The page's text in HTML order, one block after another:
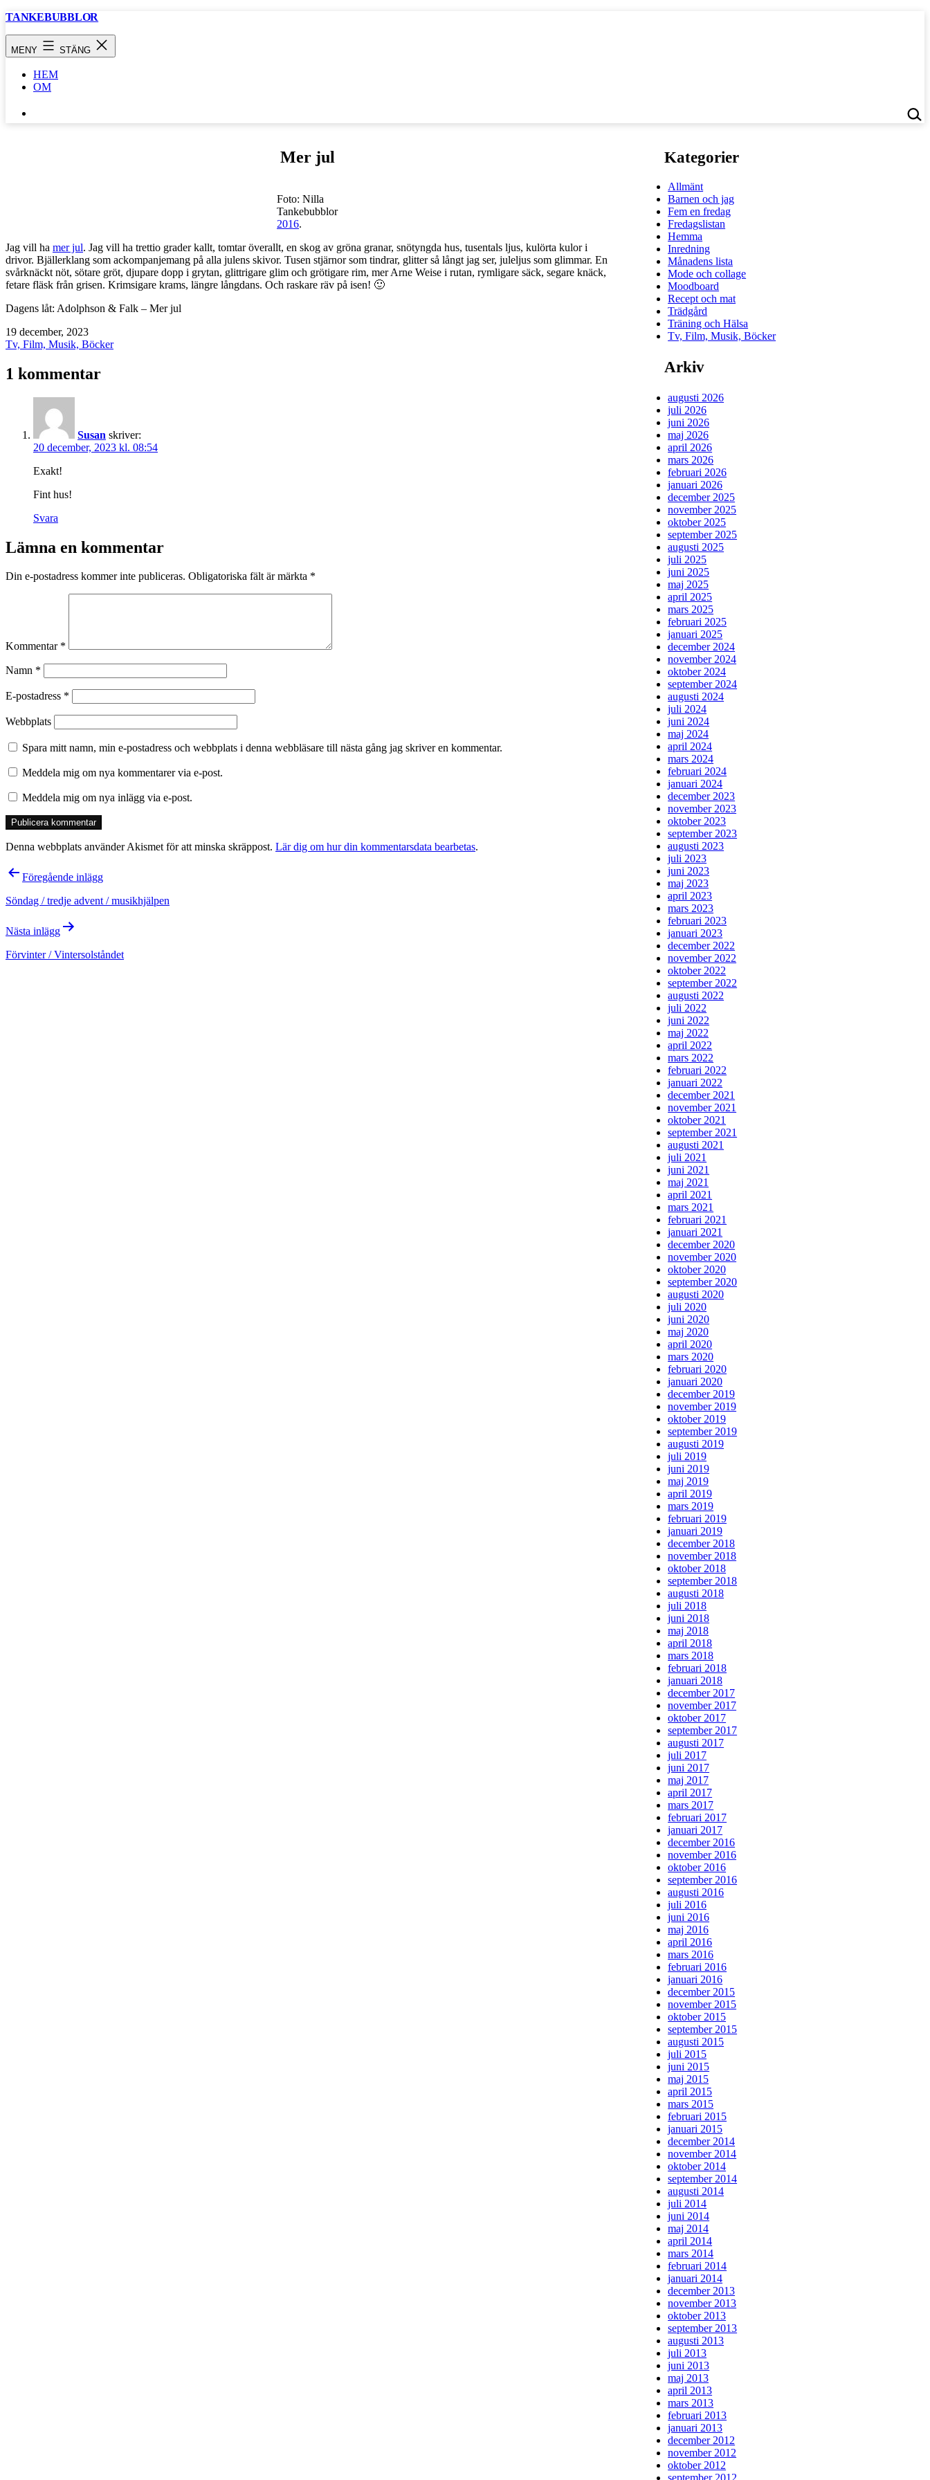
Hoppa
TANKEBUBBLOR
MENY STÄNG
HEM
OM
…
Mer jul
Foto: Nilla
Tankebubblor
2016.
Jag vill ha mer jul. Jag vill ha trettio grader kallt, tomtar överallt, en skog av gröna granar, snötyngda hus, tusentals ljus, kulörta kulor i
drivor. Bjällerklang som ackompanjemang på alla julens skivor. Tusen stjärnor som tindrar, glitter så långt jag ser, juleljus som glimmar. En
svårknäckt nöt, sötare gröt, djupare dopp i grytan, glittrigare glim och grötigare rim, mer Arne Weise i rutan, rymligare säck, segare knäck,
fetare fläsk från grisen. Krimsigare krams, längre långdans. Och raskare räv på isen! 🙂
Dagens låt: Adolphson & Falk – Mer jul
Publicerat
den
19 december, 2023
Kategoriserat
Tv, Film, Musik, Böcker
1 kommentar
Susan skriver:
20 december, 2023 kl. 08:54
Exakt!
Fint hus!
Svara
Lämna en kommentar
Din e-postadress kommer inte publiceras. Obligatoriska fält är märkta *
Kommentar *
Namn *
E-postadress *
Webbplats
Spara mitt namn, min e-postadress och webbplats i denna webbläsare till nästa gång jag skriver en kommentar.
Meddela mig om nya kommentarer via e-post.
Meddela mig om nya inlägg via e-post.
Denna webbplats använder Akismet för att minska skräppost. Lär dig om hur din kommentarsdata bearbetas.
Inläggsnavigering
Föregående inlägg
Söndag / tredje advent / musikhjälpen
Nästa inlägg
Förvinter / Vintersolståndet
Kategorier
Allmänt
Barnen och jag
Fem en fredag
Fredagslistan
Hemma
Inredning
Månadens lista
Mode och collage
Moodboard
Recept och mat
Trädgård
Träning och Hälsa
Tv, Film, Musik, Böcker
Arkiv
augusti 2026
juli 2026
juni 2026
maj 2026
april 2026
mars 2026
februari 2026
januari 2026
december 2025
november 2025
oktober 2025
september 2025
augusti 2025
juli 2025
juni 2025
maj 2025
april 2025
mars 2025
februari 2025
januari 2025
december 2024
november 2024
oktober 2024
september 2024
augusti 2024
juli 2024
juni 2024
maj 2024
april 2024
mars 2024
februari 2024
januari 2024
december 2023
november 2023
oktober 2023
september 2023
augusti 2023
juli 2023
juni 2023
maj 2023
april 2023
mars 2023
februari 2023
januari 2023
december 2022
november 2022
oktober 2022
september 2022
augusti 2022
juli 2022
juni 2022
maj 2022
april 2022
mars 2022
februari 2022
januari 2022
december 2021
november 2021
oktober 2021
september 2021
augusti 2021
juli 2021
juni 2021
maj 2021
april 2021
mars 2021
februari 2021
januari 2021
december 2020
november 2020
oktober 2020
september 2020
augusti 2020
juli 2020
juni 2020
maj 2020
april 2020
mars 2020
februari 2020
januari 2020
december 2019
november 2019
oktober 2019
september 2019
augusti 2019
juli 2019
juni 2019
maj 2019
april 2019
mars 2019
februari 2019
januari 2019
december 2018
november 2018
oktober 2018
september 2018
augusti 2018
juli 2018
juni 2018
maj 2018
april 2018
mars 2018
februari 2018
januari 2018
december 2017
november 2017
oktober 2017
september 2017
augusti 2017
juli 2017
juni 2017
maj 2017
april 2017
mars 2017
februari 2017
januari 2017
december 2016
november 2016
oktober 2016
september 2016
augusti 2016
juli 2016
juni 2016
maj 2016
april 2016
mars 2016
februari 2016
januari 2016
december 2015
november 2015
oktober 2015
september 2015
augusti 2015
juli 2015
juni 2015
maj 2015
april 2015
mars 2015
februari 2015
januari 2015
december 2014
november 2014
oktober 2014
september 2014
augusti 2014
juli 2014
juni 2014
maj 2014
april 2014
mars 2014
februari 2014
januari 2014
december 2013
november 2013
oktober 2013
september 2013
augusti 2013
juli 2013
juni 2013
maj 2013
april 2013
mars 2013
februari 2013
januari 2013
december 2012
november 2012
oktober 2012
september 2012